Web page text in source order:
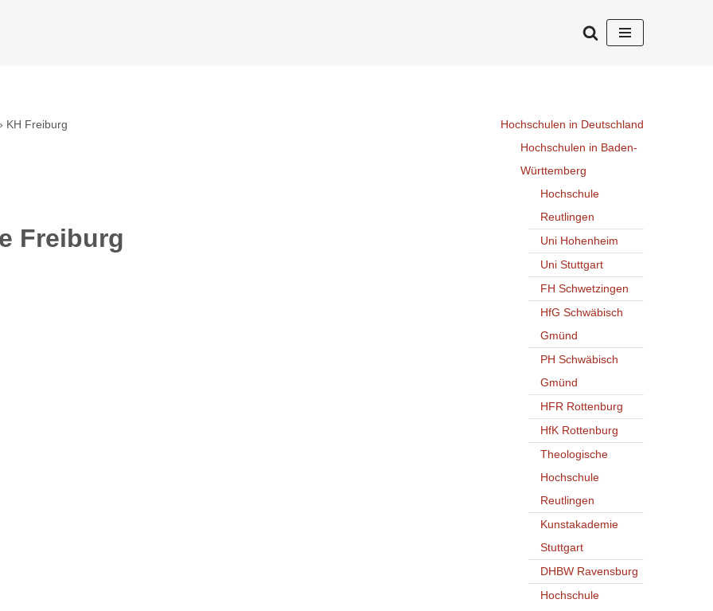
KH Freiburg
Freiburg
Hochschulen in Deutschland
Hochschulen in Baden-
Württemberg
Hochschule
Reutlingen
Uni Hohenheim
Uni Stuttgart
FH Schwetzingen
HfG Schwäbisch
Gmünd
PH Schwäbisch
Gmünd
HFR Rottenburg
HfK Rottenburg
Theologische
Hochschule
Reutlingen
Kunstakademie
Stuttgart
DHBW Ravensburg
Hochschule